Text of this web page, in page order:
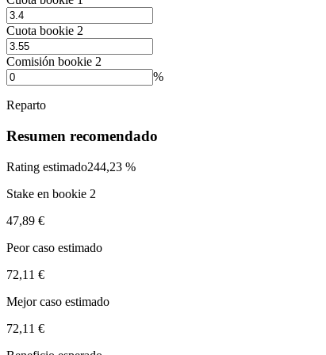
Cuota bookie 2
Comisión bookie 2
%
Reparto
Resumen recomendado
Rating estimado244,23 %
Stake en bookie 2
47,89 €
Peor caso estimado
72,11 €
Mejor caso estimado
72,11 €